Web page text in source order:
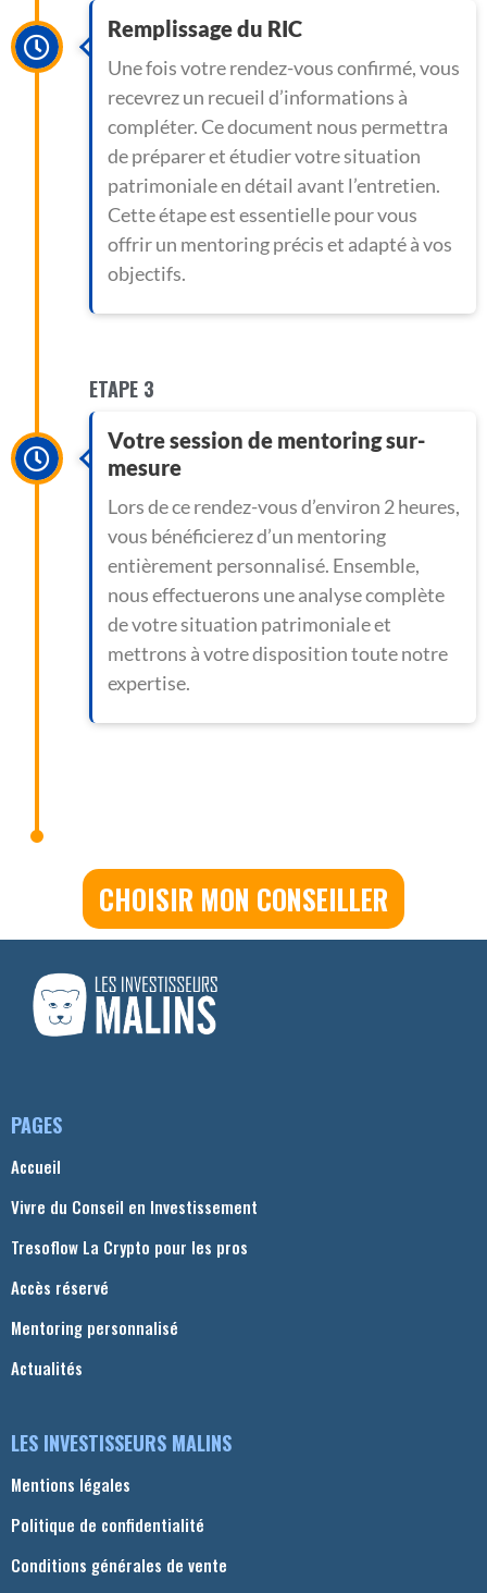
Remplissage du RIC
Une fois votre rendez-vous confirmé, vous
recevrez un recueil d’informations à
compléter. Ce document nous permettra
de préparer et étudier votre situation
patrimoniale en détail avant l’entretien.
Cette étape est essentielle pour vous
offrir un mentoring précis et adapté à vos
objectifs.
ETAPE 3
Votre session de mentoring sur-
mesure
Lors de ce rendez-vous d’environ 2 heures,
vous bénéficierez d’un mentoring
entièrement personnalisé. Ensemble,
nous effectuerons une analyse complète
de votre situation patrimoniale et
mettrons à votre disposition toute notre
expertise.
CHOISIR MON CONSEILLER
PAGES
Accueil
Vivre du Conseil en Investissement
Tresoflow La Crypto pour les pros
Accès réservé
Mentoring personnalisé
Actualités
LES INVESTISSEURS MALINS
Mentions légales
Politique de confidentialité
Conditions générales de vente